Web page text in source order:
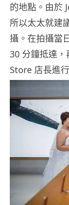
的地點。由於
所以太太就建
攝。在拍攝當
30 分鐘抵達
Store 店長進